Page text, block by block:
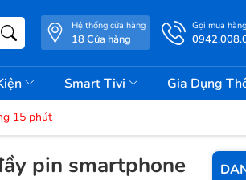
Hệ thống cửa hàng
18 Cửa hàng
Gọi mua hàng
Smart Tivi Gia Dụng
15 phút
pin smartphone